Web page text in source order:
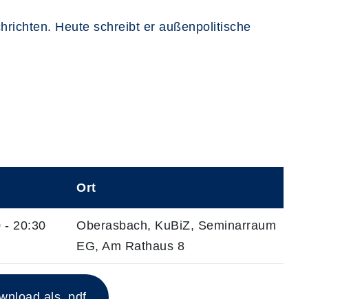
Heute schreibt er außenpolitische
Kurs
Ort
20:30
Oberasbach, KuBiZ, Seminarraum
EG, Am Rathaus 8